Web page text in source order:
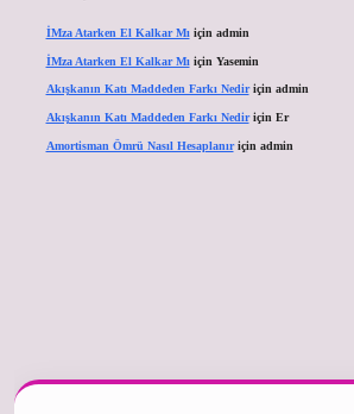
İMza Atarken El Kalkar Mıiçin admin
İMza Atarken El Kalkar Mıiçin Yasemin
Akışkanın Katı Maddeden Farkı Nediriçin admin
Akışkanın Katı Maddeden Farkı Nediriçin Er
Amortisman Ömrü Nasıl Hesaplanıriçin admin